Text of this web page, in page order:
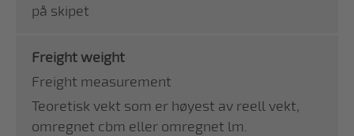
på skipet
Freight weight
Freight measurement
Teoretisk vekt som er høyest av reell vekt,
omregnet cbm eller omregnet lm.